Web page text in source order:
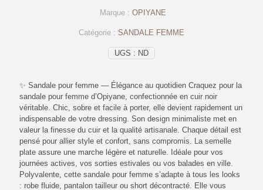
OPIYANE
UGS : ND
Catégorie : SANDALE FEMME
Marque : OPIYANE
✨ Sandale pour femme — Élégance au quotidien Craquez pour la
sandale pour femme d’Opiyane, confectionnée en cuir noir
véritable. Chic, sobre et facile à porter, elle devient rapidement un
indispensable de votre dressing. Son design minimaliste met en
valeur la finesse du cuir et la qualité artisanale. Chaque détail est
pensé pour allier style et confort, sans compromis. La semelle
plate assure une marche légère et naturelle. Idéale pour vos
journées actives, vos sorties estivales ou vos balades en ville.
Polyvalente, cette sandale pour femme s’adapte à tous les looks
: robe fluide, pantalon tailleur ou short décontracté. Elle vous